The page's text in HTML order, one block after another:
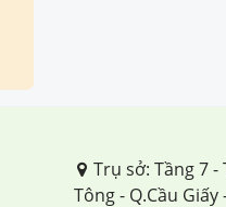
Trụ sở: Tầng 7
Tông - Q.Cầu Giấy